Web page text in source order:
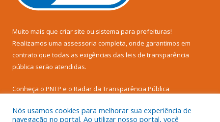
Muito mais que criar site ou sistema para prefeituras!
Realizamos uma assessoria completa, onde garantimos em
contrato que todas as exigências das leis de transparência
pública serão atendidas.
Conheça o PNTP e o Radar da Transparência Pública
Nós usamos cookies para melhorar sua experiência de
navegação no portal. Ao utilizar nosso portal, você